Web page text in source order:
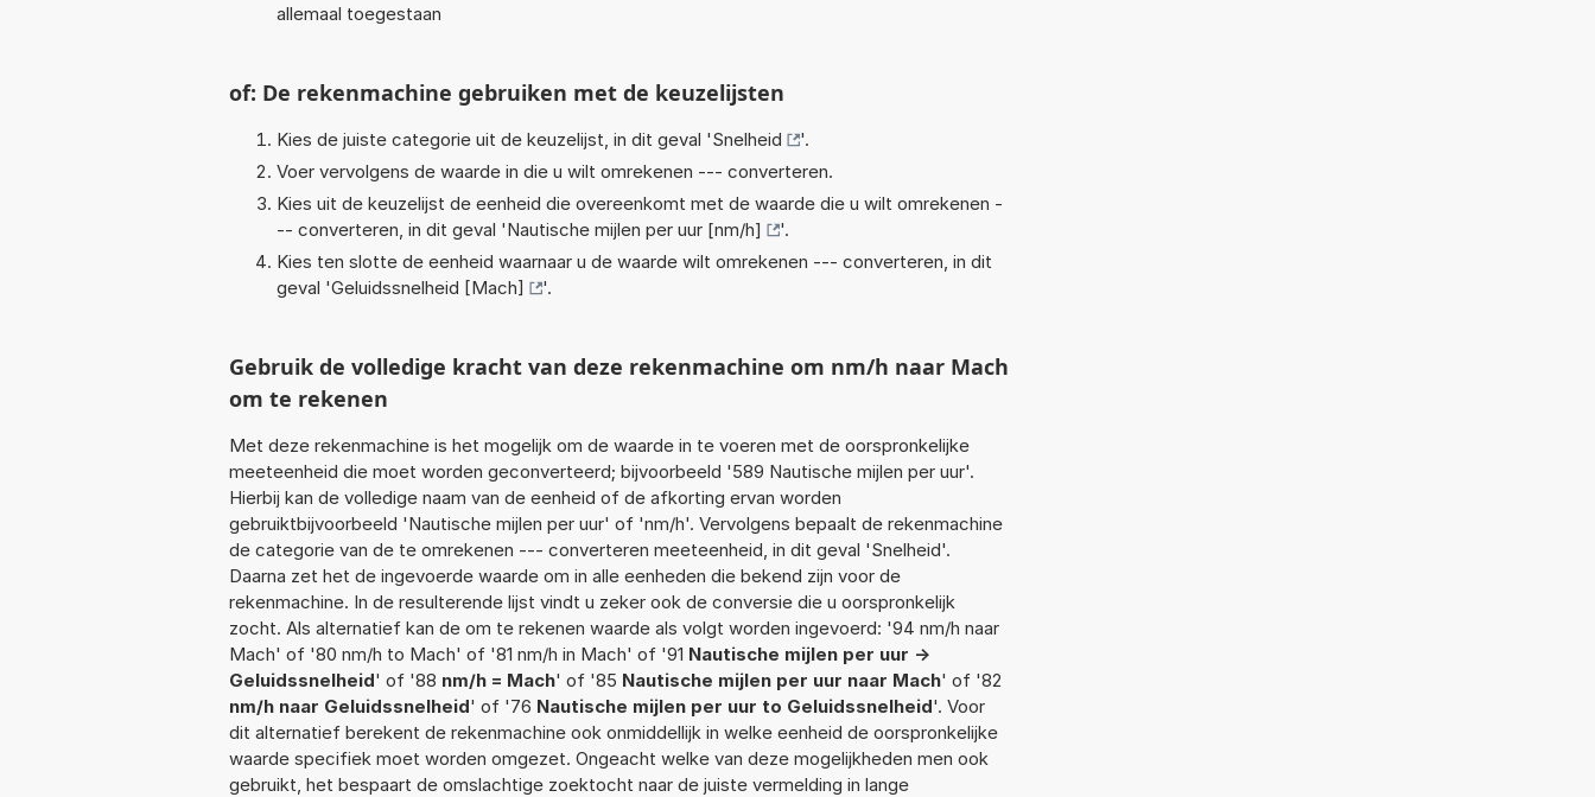
allemaal toegestaan
of: De rekenmachine gebruiken met de keuzelijsten
Kies de juiste categorie uit de keuzelijst, in dit geval 'Snelheid
'.
Voer vervolgens de waarde in die u wilt omrekenen --- converteren.
Kies uit de keuzelijst de eenheid die overeenkomt met de waarde die u wilt omrekenen -
-- converteren, in dit geval 'Nautische mijlen per uur [nm/h]
'.
Kies ten slotte de eenheid waarnaar u de waarde wilt omrekenen --- converteren, in dit
geval 'Geluidssnelheid [Mach] '.
Gebruik de volledige kracht van deze rekenmachine om nm/h naar Mach
om te rekenen
Met deze rekenmachine is het mogelijk om de waarde in te voeren met de oorspronkelijke
meeteenheid die moet worden geconverteerd; bijvoorbeeld '589 Nautische mijlen per uur'.
Hierbij kan de volledige naam van de eenheid of de afkorting ervan worden
gebruiktbijvoorbeeld 'Nautische mijlen per uur' of 'nm/h'. Vervolgens bepaalt de rekenmachine
de categorie van de te omrekenen --- converteren meeteenheid, in dit geval 'Snelheid'.
Daarna zet het de ingevoerde waarde om in alle eenheden die bekend zijn voor de
rekenmachine. In de resulterende lijst vindt u zeker ook de conversie die u oorspronkelijk
zocht. Als alternatief kan de om te rekenen waarde als volgt worden ingevoerd: '94 nm/h naar
Mach' of '80 nm/h to Mach' of '81 nm/h in Mach' of '91 Nautische mijlen per uur ->
Geluidssnelheid' of '88 nm/h = Mach' of '85 Nautische mijlen per uur naar Mach' of '82
nm/h naar Geluidssnelheid' of '76 Nautische mijlen per uur to Geluidssnelheid'. Voor
dit alternatief berekent de rekenmachine ook onmiddellijk in welke eenheid de oorspronkelijke
waarde specifiek moet worden omgezet. Ongeacht welke van deze mogelijkheden men ook
gebruikt, het bespaart de omslachtige zoektocht naar de juiste vermelding in lange